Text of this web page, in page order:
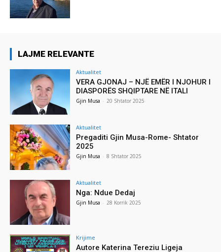
LAJME RELEVANTE
Aktualitet
VERA GJONAJ – NJË EMËR I NJOHUR I
DIASPORËS SHQIPTARE NË ITALI
Gjin Musa - 20 Shtator 2025
Aktualitet
Pregaditi Gjin Musa-Rome- Shtator
2025
Gjin Musa - 8 Shtator 2025
Aktualitet
Nga: Ndue Dedaj
Gjin Musa - 28 Korrik 2025
Krijime
Autore Katerina Tereziu Ligeja